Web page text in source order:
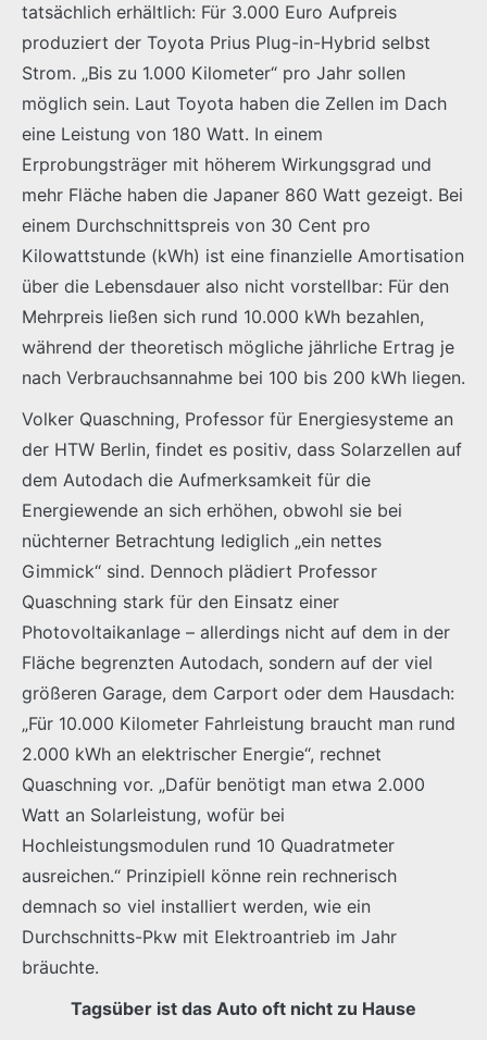
tatsächlich erhältlich: Für 3.000 Euro Aufpreis
produziert der Toyota Prius Plug-in-Hybrid selbst
Strom. „Bis zu 1.000 Kilometer“ pro Jahr sollen
möglich sein. Laut Toyota haben die Zellen im Dach
eine Leistung von 180 Watt. In einem
Erprobungsträger mit höherem Wirkungsgrad und
mehr Fläche haben die Japaner 860 Watt gezeigt. Bei
einem Durchschnittspreis von 30 Cent pro
Kilowattstunde (kWh) ist eine finanzielle Amortisation
über die Lebensdauer also nicht vorstellbar: Für den
Mehrpreis ließen sich rund 10.000 kWh bezahlen,
während der theoretisch mögliche jährliche Ertrag je
nach Verbrauchsannahme bei 100 bis 200 kWh liegen.
Volker Quaschning, Professor für Energiesysteme an
der HTW Berlin, findet es positiv, dass Solarzellen auf
dem Autodach die Aufmerksamkeit für die
Energiewende an sich erhöhen, obwohl sie bei
nüchterner Betrachtung lediglich „ein nettes
Gimmick“ sind. Dennoch plädiert Professor
Quaschning stark für den Einsatz einer
Photovoltaikanlage – allerdings nicht auf dem in der
Fläche begrenzten Autodach, sondern auf der viel
größeren Garage, dem Carport oder dem Hausdach:
„Für 10.000 Kilometer Fahrleistung braucht man rund
2.000 kWh an elektrischer Energie“, rechnet
Quaschning vor. „Dafür benötigt man etwa 2.000
Watt an Solarleistung, wofür bei
Hochleistungsmodulen rund 10 Quadratmeter
ausreichen.“ Prinzipiell könne rein rechnerisch
demnach so viel installiert werden, wie ein
Durchschnitts-Pkw mit Elektroantrieb im Jahr
bräuchte.
Tagsüber ist das Auto oft nicht zu Hause